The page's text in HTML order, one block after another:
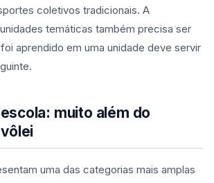
coletivos tradicionais. A
temáticas também precisa ser
aprendido em uma unidade deve servir
muito além do
uma das categorias mais amplas